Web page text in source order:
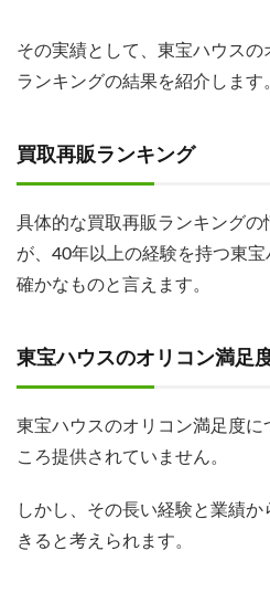
その実績として、東宝ハウス
ランキングの結果を紹介します
買取再販ランキング
具体的な買取再販ランキング
が、40年以上の経験を持つ東
確かなものと言えます。
東宝ハウスのオリコン満足
東宝ハウスのオリコン満足度に
ころ提供されていません。
しかし、その長い経験と業績
きると考えられます。